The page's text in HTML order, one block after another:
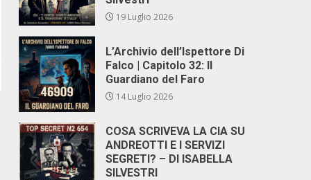
19 Luglio 2026
L’Archivio dell’Ispettore Di
Falco | Capitolo 32: Il
Guardiano del Faro
14 Luglio 2026
COSA SCRIVEVA LA CIA SU
ANDREOTTI E I SERVIZI
SEGRETI? – DI ISABELLA
SILVESTRI